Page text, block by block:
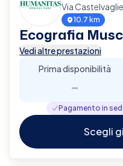
Via
10.7 km
Ecografia
Vedi altre prestazioni
Prima disponibilità
-
Pagamento in
Scegli